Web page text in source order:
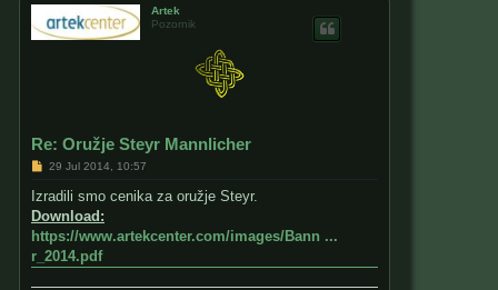
Artek
Pozornik
Re: Oružje Steyr Mannlicher
P
s
t
29 Jul 2014, 10:57
Izradili smo cenika za oružje Steyr.
Download:
https://www.artekcenter.com/images/Bann ...
r_2014.pdf